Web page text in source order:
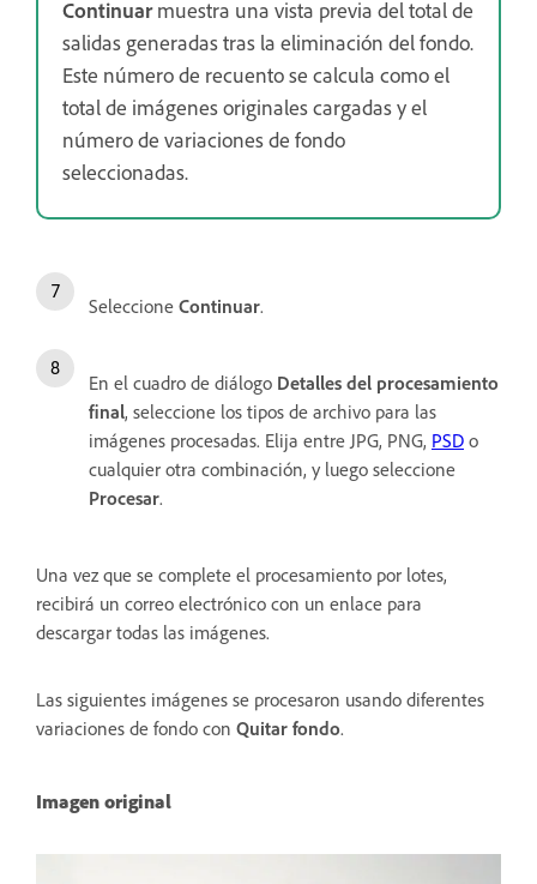
Continuarmuestra una vista previa del total de
salidas generadas tras la eliminación del fondo.
Este número de recuento se calcula como el
total de imágenes originales cargadas y el
número de variaciones de fondo
seleccionadas.
Seleccione Continuar.
En el cuadro de diálogo Detalles del procesamiento
final, seleccione los tipos de archivo para las
imágenes procesadas. Elija entre JPG, PNG, PSD o
cualquier otra combinación, y luego seleccione
Procesar.
Una vez que se complete el procesamiento por lotes,
recibirá un correo electrónico con un enlace para
descargar todas las imágenes.
Las siguientes imágenes se procesaron usando diferentes
variaciones de fondo con Quitar fondo.
Imagen original